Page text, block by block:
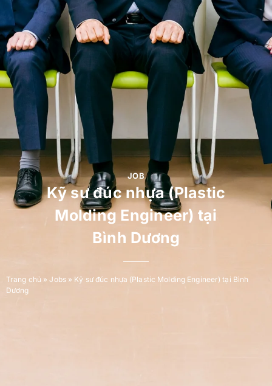
JOB
Kỹ sư đúc nhựa (Plastic
Molding Engineer) tại
Bình Dương
Trang chủ »Jobs» Kỹ sư đúc nhựa (Plastic Molding Engineer) tại Bình
Dương